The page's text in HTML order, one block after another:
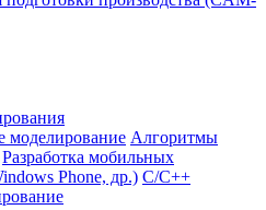
моделирование Алгоритмы
Разработка мобильных
Phone, др.) С/С++